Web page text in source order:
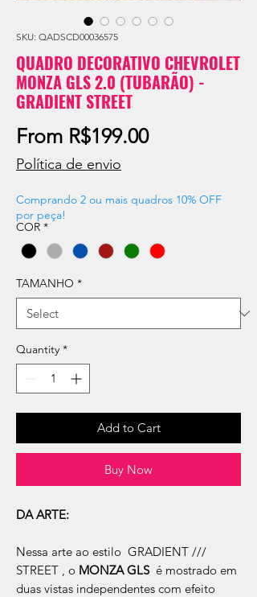
SKU: QADSCD00036575
QUADRO DECORATIVO CHEVROLET
MONZA GLS 2.0 (TUBARÃO) -
GRADIENT STREET
From R$199.00Sale
Política de envio
Comprando 2 ou mais quadros 10% OFF
por peça!
COR *
TAMANHO *
Quantity *
Add to Cart
Buy Now
DA ARTE:
Nessa arte ao estilo GRADIENT ///
STREET , o MONZA GLS é mostrado em
duas vistas independentes com efeito